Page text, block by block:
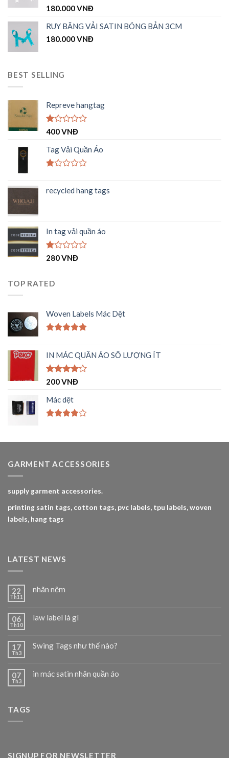
Được
hạng
1.00
5
180.000VNĐ
RUY BĂNG VẢI SATIN BÓNG BẢN 3CM
180.000VNĐ
BEST SELLING
Repreve hangtag
Được
hạng
1.00
5
400VNĐ
Tag Vải Quần Áo
hạng
recycled hang tags
In tag vải quần áo
Được
1.00
280VNĐ
TOP RATED
Woven Labels Mác Dệt
5 sao
IN MÁC QUẦN ÁO SỐ LƯỢNG ÍT
Được
4.005
sao
200VNĐ
Mác dệt
4.005
GARMENT ACCESSORIES
supply garment accessories.
printing satin tags, cotton tags, pvc labels, tpu labels, woven
labels, hang tags
LATEST NEWS
22
Th11
nhãn nệm
06
Th10
law label là gì
17
Th3
Swing Tags như thế nào?
07
Th3
in mác satin nhãn quần áo
TAGS
SIGNUP FOR NEWSLETTER